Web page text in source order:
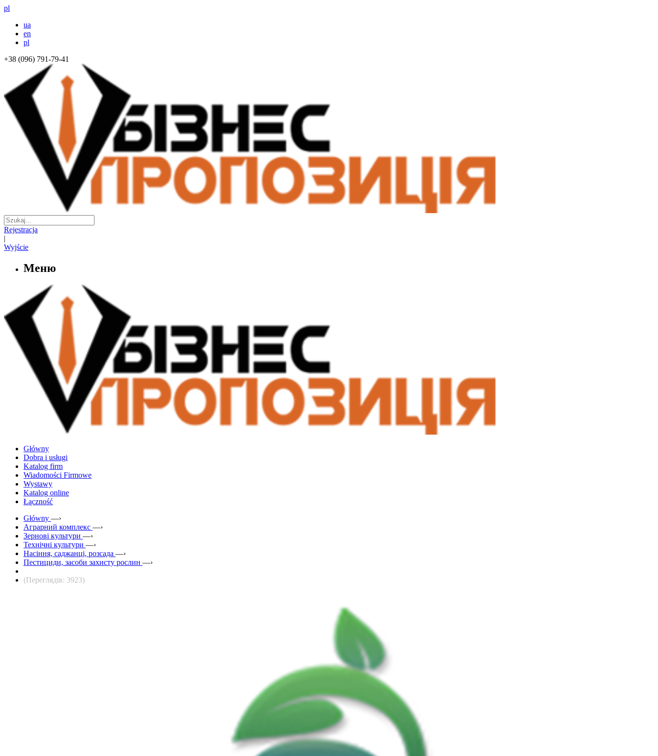
pl
ua
en
pl
+38 (096) 791-79-41
Rejestracja
|
Wyjście
Меню
Główny
Dobra i usługi
Katalog firm
Wiadomości Firmowe
Wystawy
Katalog online
Łączność
Główny —›
Аграрний комплекс —›
Зернові культури —›
Технічні культури —›
Насіння, саджанці, розсада —›
Пестициди, засоби захисту рослин —›
(Переглядів: 3923)